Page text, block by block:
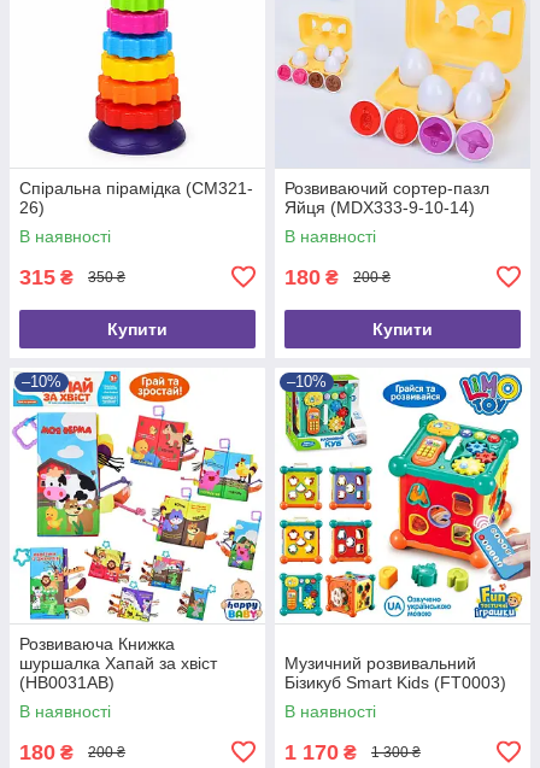
Спіральна пірамідка (CM321-
26)
В наявності
315 ₴ 350 ₴
Купити
Розвиваючий сортер-пазл
Яйця (MDX333-9-10-14)
В наявності
180 ₴ 200 ₴
Купити
–10%
Розвиваюча Книжка
шуршалка Хапай за хвіст
(HB0031AB)
В наявності
180 ₴ 200 ₴
–10%
Музичний розвивальний
Бізикуб Smart Kids (FT0003)
В наявності
1 170 ₴ 1 300 ₴